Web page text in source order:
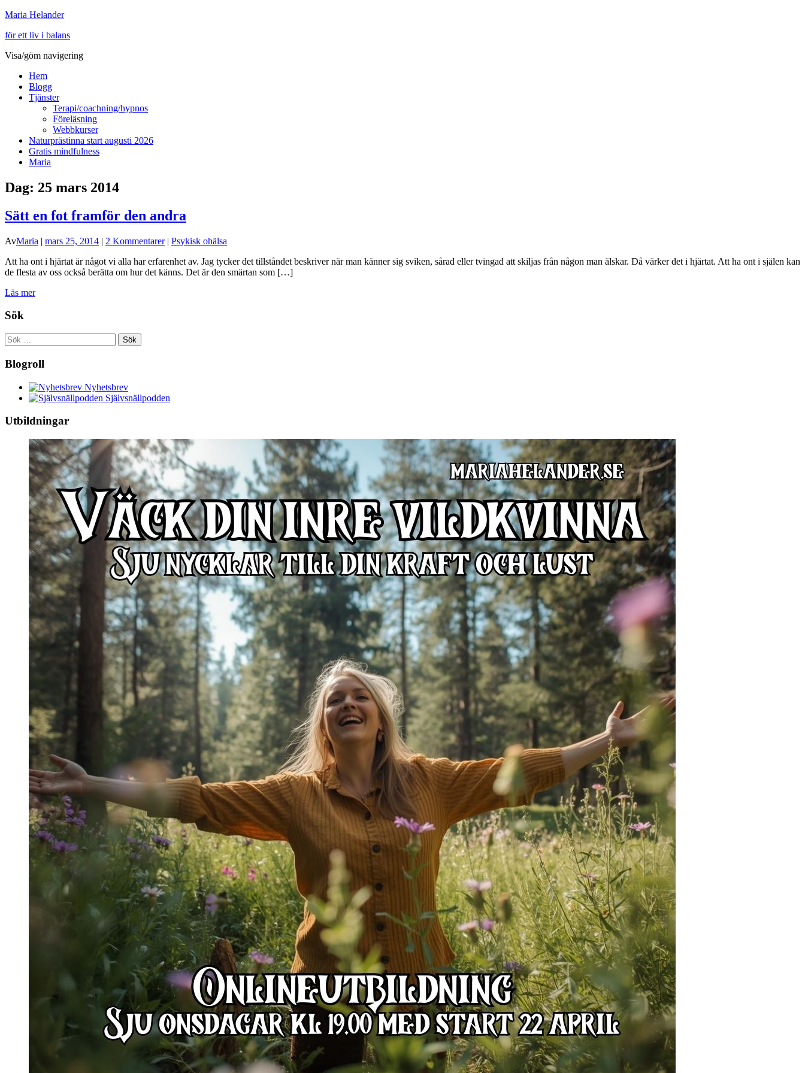
Maria Helander
för ett liv i balans
Visa/göm navigering
Hem
Blogg
Tjänster
Terapi/coachning/hypnos
Föreläsning
Webbkurser
Naturprästinna start augusti 2026
Gratis mindfulness
Maria
Dag: 25 mars 2014
Sätt en fot framför den andra
AvMaria | mars 25, 2014 | 2 Kommentarer| Psykisk ohälsa
Att ha ont i hjärtat är något vi alla har erfarenhet av. Jag tycker det tillståndet beskriver när man känner sig sviken, sårad eller tvingad att skiljas från någon man älskar. Då värker det i hjärtat. Att ha ont i själen kan
de flesta av oss också berätta om hur det känns. Det är den smärtan som […]
Läs mer
Sök
Sök
efter:
Blogroll
Nyhetsbrev
Självsnällpodden
Utbildningar